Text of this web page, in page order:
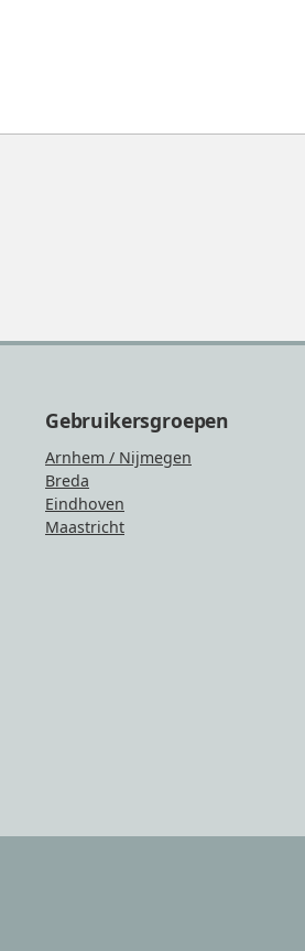
Gebruikersgroepen
Arnhem / Nijmegen
Breda
Eindhoven
Maastricht